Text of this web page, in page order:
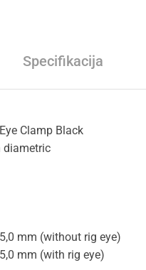
Specifikacija
Clamp Black
diametric
mm (without rig eye)
mm (with rig eye)